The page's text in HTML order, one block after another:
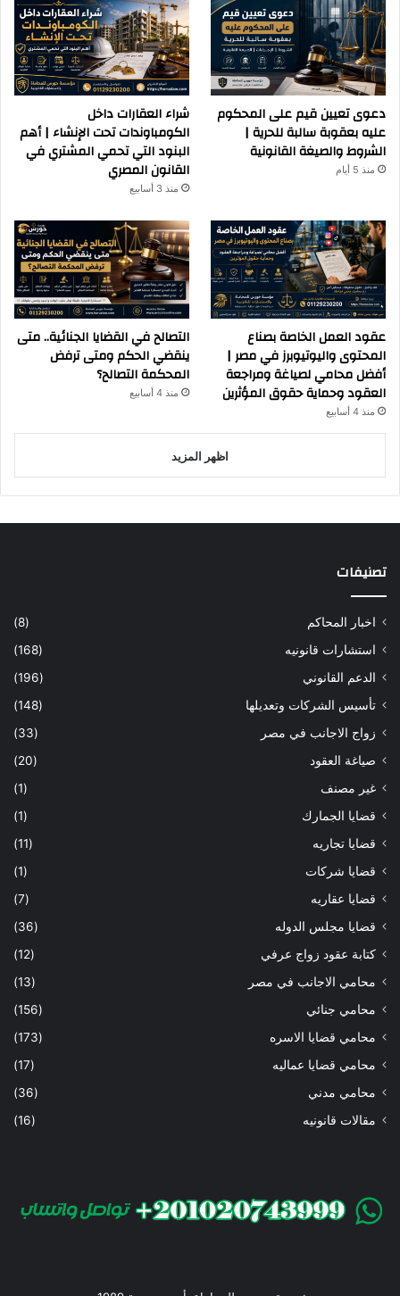
دعوى تعيين قيم على المحكوم
عليه بعقوبة سالبة للحرية |
الشروط والصيغة القانونية
منذ 5 أيام
شراء العقارات داخل
الكومباوندات تحت الإنشاء | أهم
البنود التي تحمي المشتري في
القانون المصري
منذ 3 أسابيع
عقود العمل الخاصة بصناع
المحتوى واليوتيوبرز في مصر |
أفضل محامي لصياغة ومراجعة
العقود وحماية حقوق المؤثرين
منذ 4 أسابيع
التصالح في القضايا الجنائية.. متى
ينقضي الحكم ومتى ترفض
المحكمة التصالح؟
منذ 4 أسابيع
اظهر المزيد
تصنيفات
اخبار المحاكم
(8)
استشارات قانونيه
(168)
الدعم القانوني
(196)
تأسيس الشركات وتعديلها
(148)
زواج الاجانب في مصر
(33)
صياغة العقود
(20)
غير مصنف
(1)
قضايا الجمارك
(1)
قضايا تجاريه
(11)
قضايا شركات
(1)
قضايا عقاريه
(7)
قضايا مجلس الدوله
(36)
كتابة عقود زواج عرفي
(12)
محامي الاجانب في مصر
(13)
محامي جنائي
(156)
محامي قضايا الاسره
(173)
محامي قضايا عماليه
(17)
محامي مدني
(36)
مقالات قانونيه
(16)